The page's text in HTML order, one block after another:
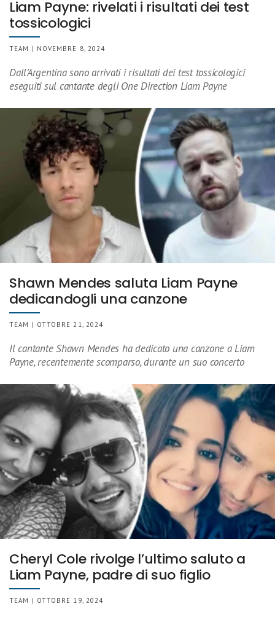
Liam Payne: rivelati i risultati dei test
tossicologici
TEAM | NOVEMBRE 8, 2024
Dall’Argentina sono arrivati i risultati dei test tossicologici
eseguiti sul cantante degli One Direction Liam Payne
Shawn Mendes saluta Liam Payne
dedicandogli una canzone
TEAM | OTTOBRE 21, 2024
Il cantante Shawn Mendes ha dedicato una canzone a Liam
Payne, recentemente scomparso, durante un suo concerto
Cheryl Cole rivolge l’ultimo saluto a
Liam Payne, padre di suo figlio
TEAM | OTTOBRE 19, 2024